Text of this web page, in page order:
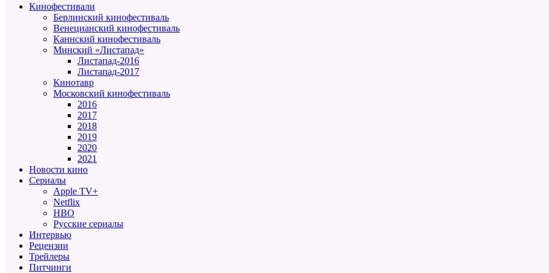
Кинофестивали
Берлинский кинофестиваль
Венецианский кинофестиваль
Каннский кинофестиваль
Минский «Листапад»
Листапад-2016
Листапад-2017
Кинотавр
Московский кинофестиваль
2016
2017
2018
2019
2020
2021
Новости кино
Сериалы
Apple TV+
Netflix
HBO
Русские сериалы
Интервью
Рецензии
Трейлеры
Питчинги